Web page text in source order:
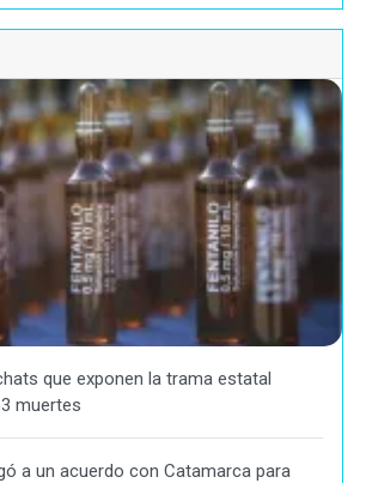
que exponen la trama estatal
muertes
a un acuerdo con Catamarca para